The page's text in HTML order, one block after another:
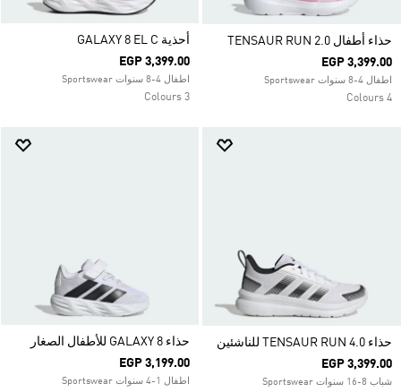
حذاء أطفال TENSAUR RUN 2.0
EGP 3,399.00
اطفال 4-8 سنوات Sportswear
4 Colours
أحذية GALAXY 8 EL C
EGP 3,399.00
اطفال 4-8 سنوات Sportswear
3 Colours
حذاء TENSAUR RUN 4.0 للناشئين
EGP 3,399.00
شباب 8-16 سنوات Sportswear
حذاء GALAXY 8 للأطفال الصغار
EGP 3,199.00
اطفال 1-4 سنوات Sportswear